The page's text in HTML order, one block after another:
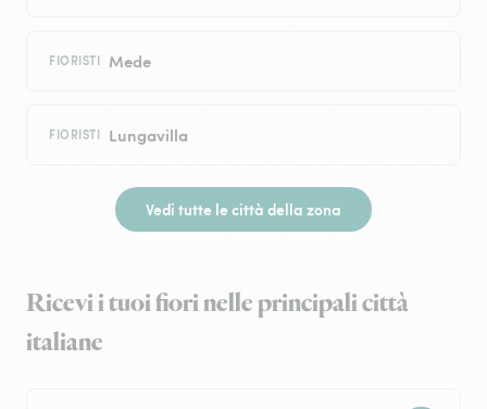
FIORISTI Mede
FIORISTI Lungavilla
Vedi tutte le città della zona
Ricevi i tuoi fiori nelle principali città
italiane